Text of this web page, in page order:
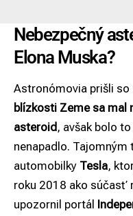
Nebezpečný
Elona Muska?
Astronómovia prišli so
blízkosti Zeme sa mal
asteroid , avšak bolo
nenapadlo.
automobilky Tesla,
roku 2018 ako súčasť
upozornil portál